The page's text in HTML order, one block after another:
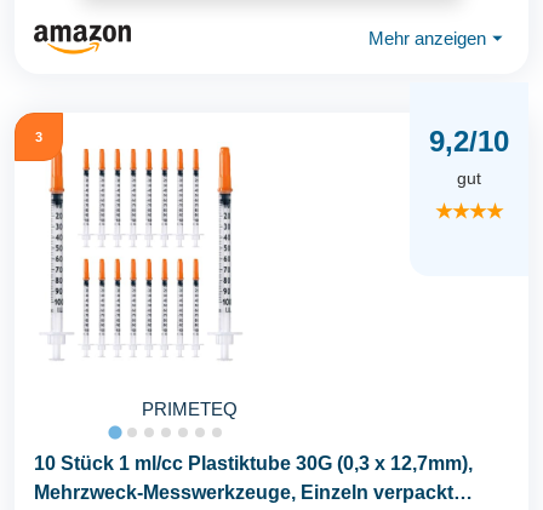
Mehr anzeigen ⏷
3
PRIMETEQ
9,2/10
gut
★★★★
10 Stück 1 ml/cc Plastiktube 30G (0,3 x 12,7mm),
Mehrzweck-Messwerkzeuge, Einzeln verpackt